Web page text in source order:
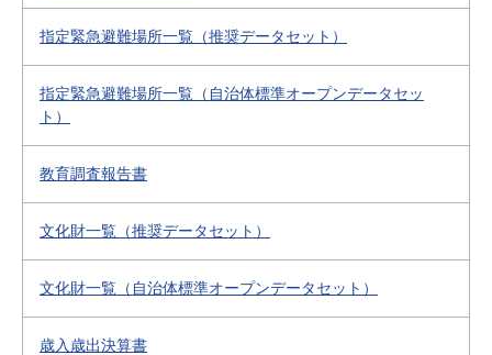
指定緊急避難場所一覧（推奨データセット）
指定緊急避難場所一覧（自治体標準オープンデータセッ
ト）
教育調査報告書
文化財一覧（推奨データセット）
文化財一覧（自治体標準オープンデータセット）
歳入歳出決算書